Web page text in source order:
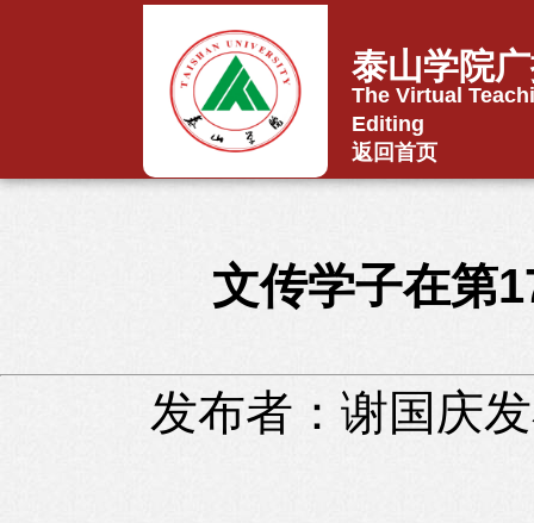
泰山学院
The Virtual
Editing
返回首页
文传学子在第
发布者：谢国庆